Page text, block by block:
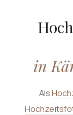
in
Als